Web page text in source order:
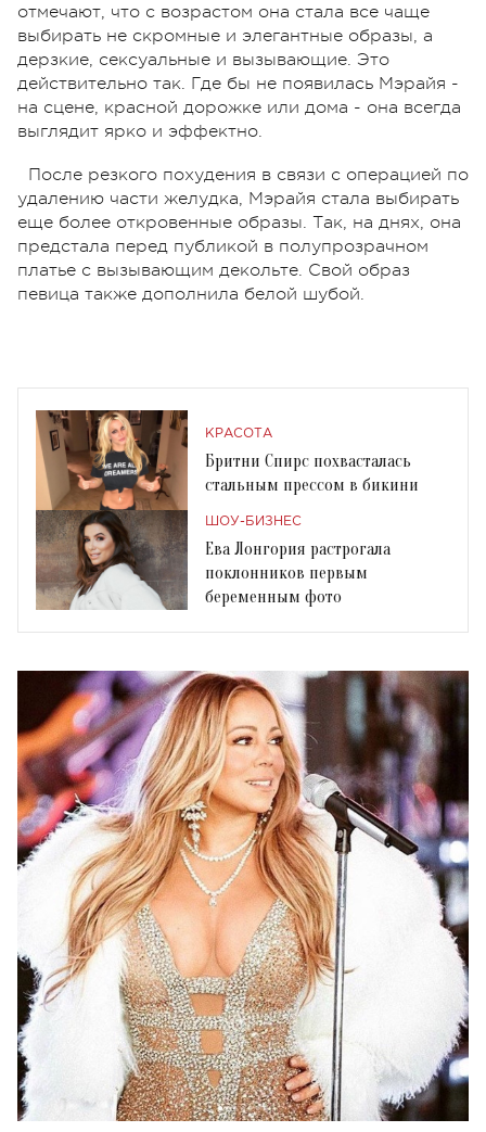
отмечают, что с возрастом она стала все чаще
выбирать не скромные и элегантные образы, а
дерзкие, сексуальные и вызывающие. Это
действительно так. Где бы не появилась Мэрайя -
на сцене, красной дорожке или дома - она всегда
выглядит ярко и эффектно.
После резкого похудения в связи с операцией по
удалению части желудка, Мэрайя стала выбирать
еще более откровенные образы. Так, на днях, она
предстала перед публикой в полупрозрачном
платье с вызывающим декольте. Свой образ
певица также дополнила белой шубой.
КРАСОТА
Бритни Спирс похвасталась
стальным прессом в бикини
ШОУ-БИЗНЕС
Ева Лонгория растрогала
поклонников первым
беременным фото